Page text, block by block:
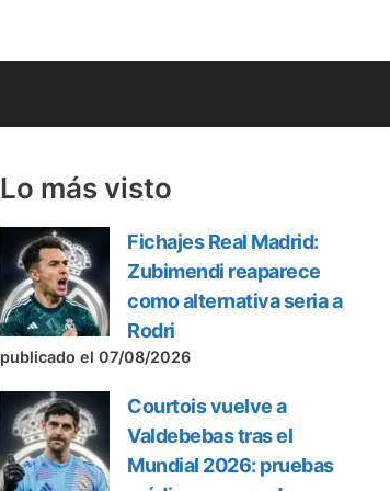
Lo más visto
Fichajes Real Madrid:
Zubimendi reaparece
como alternativa seria a
Rodri
publicado el 07/08/2026
Courtois vuelve a
Valdebebas tras el
Mundial 2026: pruebas